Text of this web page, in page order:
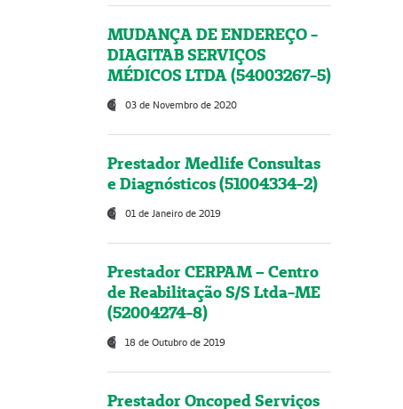
MUDANÇA DE ENDEREÇO -
DIAGITAB SERVIÇOS
MÉDICOS LTDA (54003267-5)
03 de Novembro de 2020
Prestador Medlife Consultas
e Diagnósticos (51004334-2)
01 de Janeiro de 2019
Prestador CERPAM – Centro
de Reabilitação S/S Ltda-ME
(52004274-8)
18 de Outubro de 2019
Prestador Oncoped Serviços